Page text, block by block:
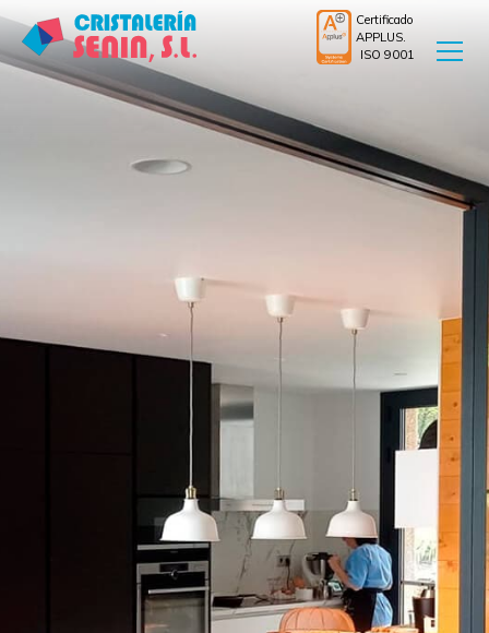
Certificado
APPLUS.
ISO 9001